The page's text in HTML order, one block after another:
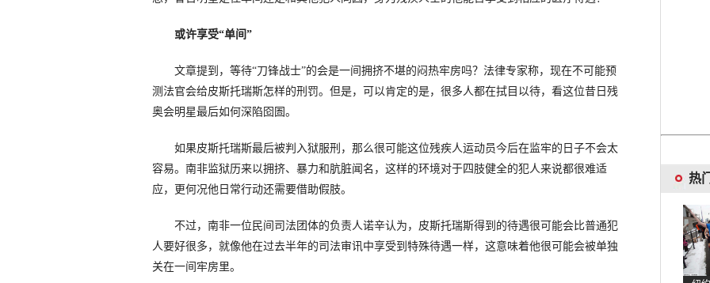
或许享受“单间”
文章提到，等待“刀锋战士”的会是一间拥挤不堪的闷热牢房吗？法律专家称，现在不可能预
测法官会给皮斯托瑞斯怎样的刑罚。但是，可以肯定的是，很多人都在拭目以待，看这位昔日残
奥会明星最后如何深陷囵圄。
如果皮斯托瑞斯最后被判入狱服刑，那么很可能这位残疾人运动员今后在监牢的日子不会太
容易。南非监狱历来以拥挤、暴力和肮脏闻名，这样的环境对于四肢健全的犯人来说都很难适
应，更何况他日常行动还需要借助假肢。
不过，南非一位民间司法团体的负责人诺辛认为，皮斯托瑞斯得到的待遇很可能会比普通犯
人要好很多，就像他在过去半年的司法审讯中享受到特殊待遇一样，这意味着他很可能会被单独
关在一间牢房里。
热